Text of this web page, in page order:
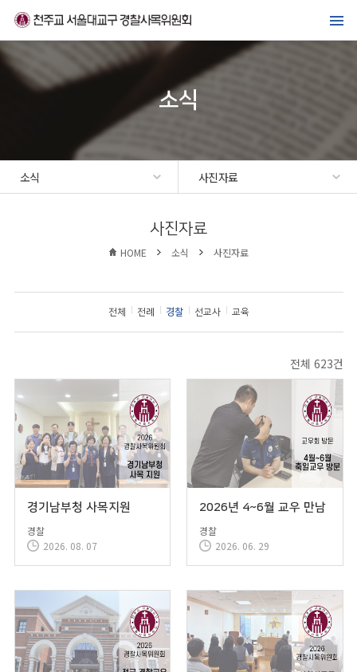
메뉴바로가기
본문바로가기
경찰복지사업
선교·교육센터
소식
소식
소식 사진자료
사진자료
HOME 소식 사진자료
전체 전례 경찰 선교사 교육
전체 623건
경기남부청 사목지원
경찰
2026. 08. 07
2026년 4~6월 교우 만남
경찰
2026. 06. 29